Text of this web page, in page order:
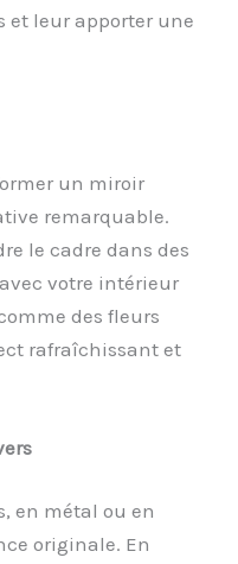
et leur apporter une
un miroir
remarquable.
le cadre dans des
votre intérieur
des fleurs
rafraîchissant et
en métal ou en
originale. En